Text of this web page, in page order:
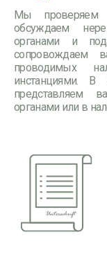
Мы проверяем
обсуждаем
органами и
сопровождаем
проводимых
инстанциями. В
представляем
органами или в